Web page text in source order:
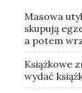
Masowa
skupują
a potem
Książkowe
wydać